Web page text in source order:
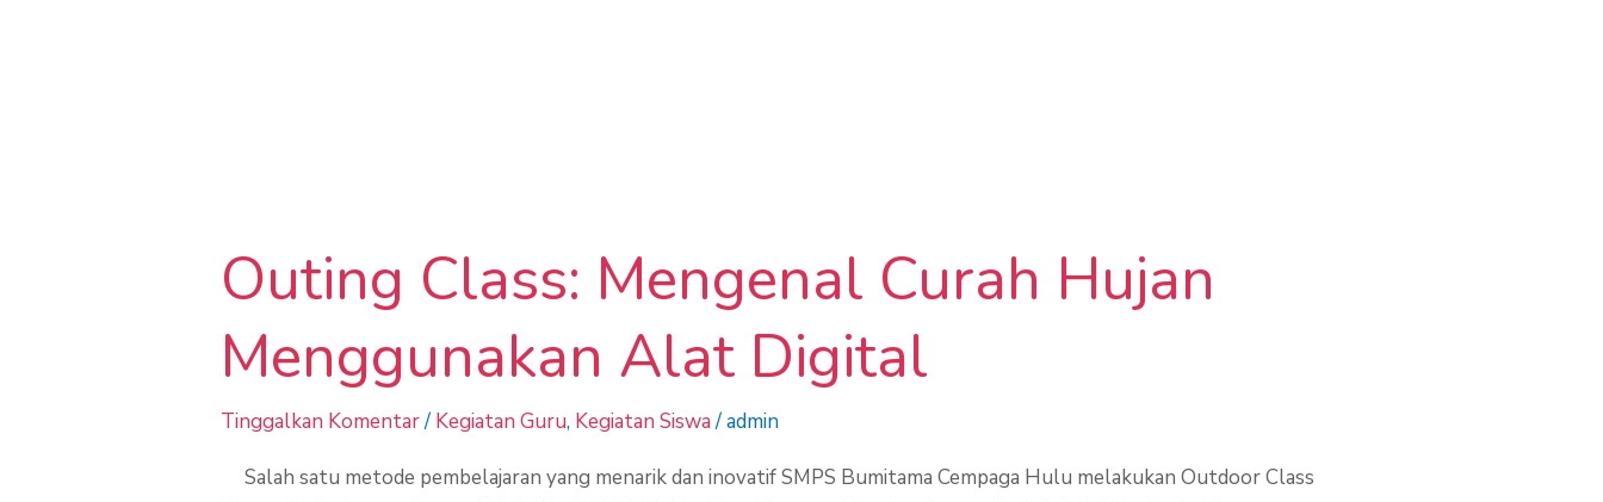
Outing Class: Mengenal Curah Hujan
Menggunakan Alat Digital
Tinggalkan Komentar/ Kegiatan Guru, Kegiatan Siswa/admin
Salah satu metode pembelajaran yang menarik dan inovatif SMPS Bumitama Cempaga Hulu melakukan Outdoor Class
Mengenal
Curah
Menggunakan
Digital